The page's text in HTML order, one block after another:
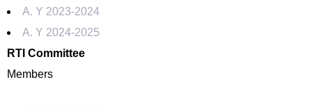
A. Y 2023-2024
A. Y 2024-2025
RTI Committee
Members